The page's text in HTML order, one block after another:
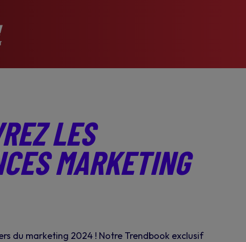
LES
MARKETING
du marketing 2024 ! Notre Trendbook exclusif